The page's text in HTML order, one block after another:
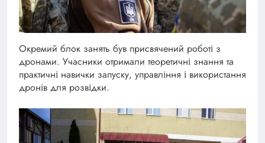
Окремий блок занять був присвячений роботі з
дронами. Учасники отримали теоретичні знання та
практичні навички запуску, управління і використання
дронів для розвідки.